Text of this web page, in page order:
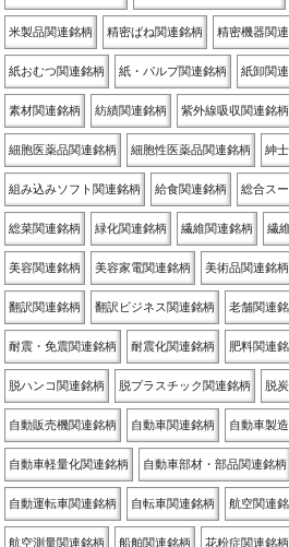
米製品関連銘柄 精密ばね関連銘柄 精密機器関
紙おむつ関連銘柄 紙・パルプ関連銘柄 紙卸関
素材関連銘柄 紡績関連銘柄 紫外線吸収関連銘柄
細胞医薬品関連銘柄 細胞性医薬品関連銘柄 紳
組み込みソフト関連銘柄 給食関連銘柄 総合ス
総菜関連銘柄 緑化関連銘柄 繊維関連銘柄 繊
美容関連銘柄 美容家電関連銘柄 美術品関連銘柄
翻訳関連銘柄 翻訳ビジネス関連銘柄 老舗関連
耐震・免震関連銘柄 耐震化関連銘柄 肥料関連
脱ハンコ関連銘柄 脱プラスチック関連銘柄 脱
自動販売機関連銘柄 自動車関連銘柄 自動車製
自動車軽量化関連銘柄 自動車部材・部品関連銘柄
自動運転車関連銘柄 自転車関連銘柄 航空関連
航空測量関連銘柄 船舶関連銘柄 花粉症関連銘柄